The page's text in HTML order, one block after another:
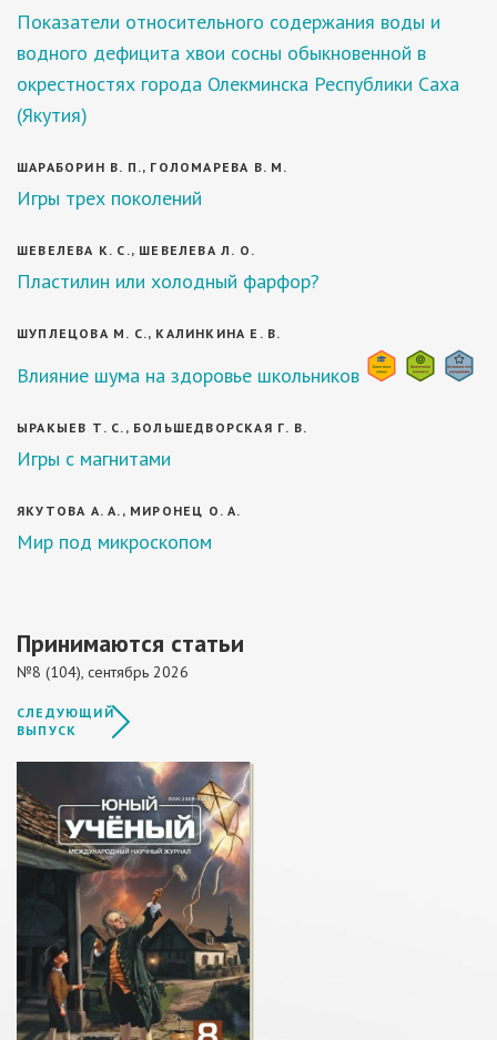
Показатели относительного содержания воды и
водного дефицита хвои сосны обыкновенной в
окрестностях города Олекминска Республики Саха
(Якутия)
ШАРАБОРИН В. П., ГОЛОМАРЕВА В. М.
Игры трех поколений
ШЕВЕЛЕВА К. С., ШЕВЕЛЕВА Л. О.
Пластилин или холодный фарфор?
ШУПЛЕЦОВА М. С., КАЛИНКИНА Е. В.
Влияние шума на здоровье школьников
ЫРАКЫЕВ Т. С., БОЛЬШЕДВОРСКАЯ Г. В.
Игры с магнитами
ЯКУТОВА А. А., МИРОНЕЦ О. А.
Мир под микроскопом
Принимаются статьи
№8 (104), сентябрь 2026
СЛЕДУЮЩИЙ
ВЫПУСК